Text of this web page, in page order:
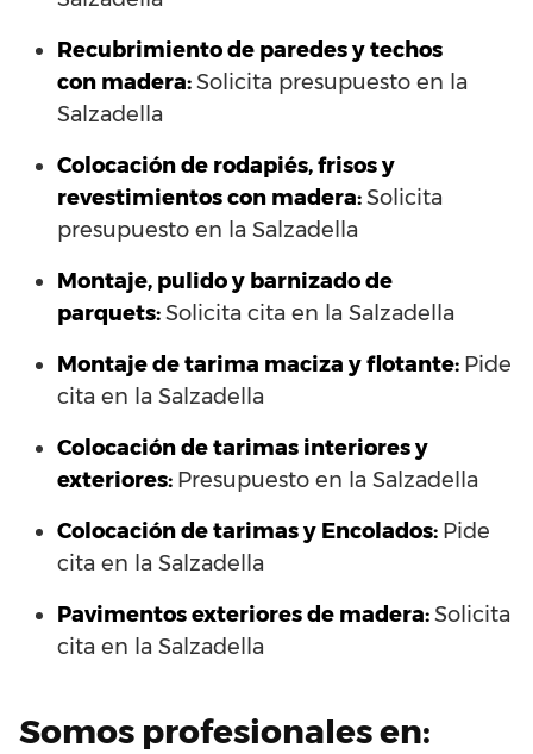
Recubrimiento de paredes y techos
con madera:Solicita presupuesto en la
Salzadella
Colocación de rodapiés, frisos y
revestimientos con madera:Solicita
presupuesto en la Salzadella
Montaje, pulido y barnizado de
parquets:Solicita cita en la Salzadella
Montaje de tarima maciza y flotante: Pide
cita en la Salzadella
Colocación de tarimas interiores y
exteriores: Presupuesto en la Salzadella
Colocación de tarimas y Encolados: Pide
cita en la Salzadella
Pavimentos exteriores de madera:Solicita
cita en la Salzadella
Somos profesionales en: